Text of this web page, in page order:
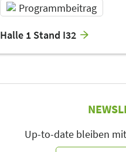
Programmbeitrag
Halle 1 Stand I32
Up-to-date bleiben